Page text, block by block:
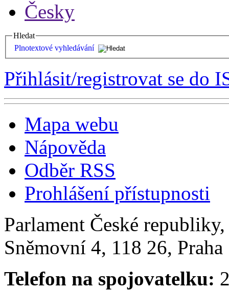
Česky
Hledat
Plnotextové vyhledávání
Přihlásit/registrovat se do
Mapa webu
Nápověda
Odběr RSS
Prohlášení přístupnosti
Parlament České
Sněmovní 4, 118 26,
Telefon na spojovatelku: